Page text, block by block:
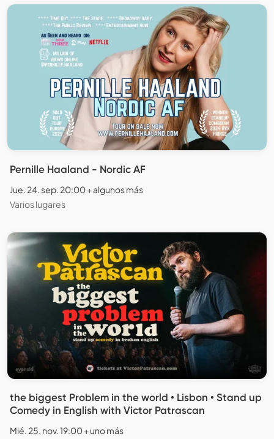
Pernille Haaland - Nordic AF
Jue. 24. sep. 20:00 + algunos más
Varios lugares
the biggest Problem in the world • Lisbon • Stand up
Comedy in English with Victor Patrascan
Mié. 25. nov. 19:00 + uno más